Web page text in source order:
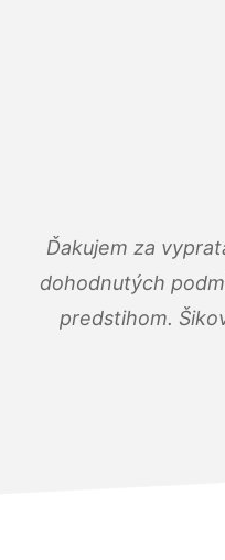
Ďakujem za
dohodnutých
predstihom.